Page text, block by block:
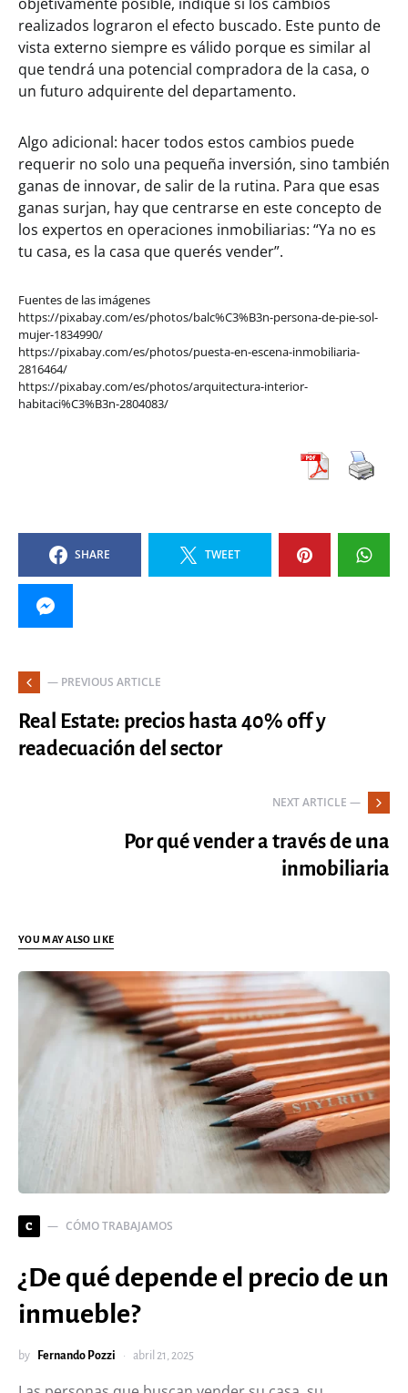
objetivamente posible, indique si los cambios
realizados lograron el efecto buscado. Este punto de
vista externo siempre es válido porque es similar al
que tendrá una potencial compradora de la casa, o
un futuro adquirente del departamento.
Algo adicional: hacer todos estos cambios puede
requerir no solo una pequeña inversión, sino también
ganas de innovar, de salir de la rutina. Para que esas
ganas surjan, hay que centrarse en este concepto de
los expertos en operaciones inmobiliarias: “Ya no es
tu casa, es la casa que querés vender”.
Fuentes de las imágenes
https://pixabay.com/es/photos/balc%C3%B3n-persona-de-pie-sol-
mujer-1834990/
https://pixabay.com/es/photos/puesta-en-escena-inmobiliaria-
2816464/
https://pixabay.com/es/photos/arquitectura-interior-
habitaci%C3%B3n-2804083/
SHARE TWEET
— PREVIOUS ARTICLE
Real Estate: precios hasta 40% off y
readecuación del sector
NEXT ARTICLE —
Por qué vender a través de una
inmobiliaria
YOU MAY ALSO LIKE
C CÓMO TRABAJAMOS
¿De qué depende el precio de un
inmueble?
by Fernando Pozzi abril 21, 2025